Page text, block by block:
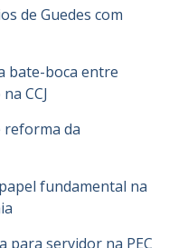
de Guedes com
bate-boca entre
CCJ
reforma da
fundamental na
para servidor na PEC